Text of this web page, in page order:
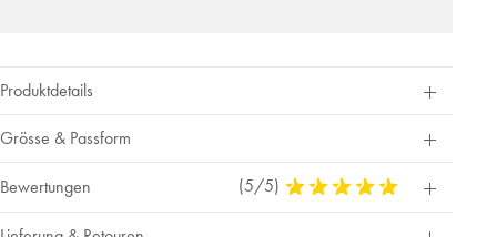
Produktdetails
Grösse & Passform
Bewertungen (5/5) 5